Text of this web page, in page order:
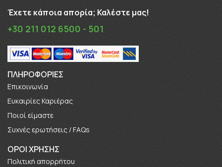
Έχετε κάποια απορία; Καλέστε μας!
+30 211 012 6500 - 501
ΠΛΗΡΟΦΟΡΊΕΣ
Επικοινωνία
Ευκαιρίες Καριέρας
Πoιοί είμαστε
Συχνές ερωτήσεις / FAQs
ΟΡΟΙ ΧΡΗΣΗΣ
Πολιτική απορρήτου